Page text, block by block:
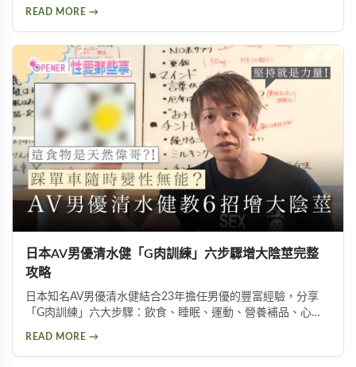
READ MORE →
日本AV男優清水健「G肉訓練」六步驟增大陰莖完整
攻略
日本知名AV男優清水健結合23年擔任男優的豐富經驗，分享
「G肉訓練」六大步驟：飲食、睡眠、運動、營養補品、心
READ MORE →